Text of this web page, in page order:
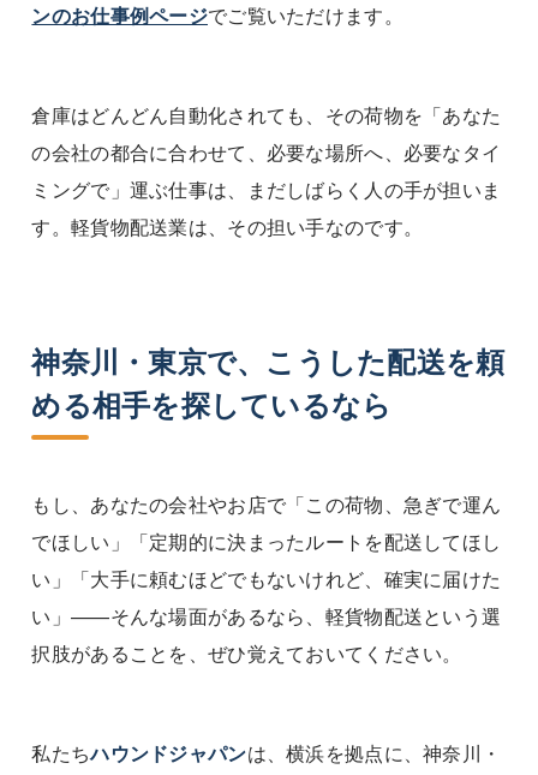
ンのお仕事例ページでご覧いただけます。
倉庫はどんどん自動化されても、その荷物を「あなた
の会社の都合に合わせて、必要な場所へ、必要なタイ
ミングで」運ぶ仕事は、まだしばらく人の手が担いま
す。軽貨物配送業は、その担い手なのです。
神奈川・東京で、こうした配送を頼
める相手を探しているなら
もし、あなたの会社やお店で「この荷物、急ぎで運ん
でほしい」「定期的に決まったルートを配送してほし
い」「大手に頼むほどでもないけれど、確実に届けた
い」——そんな場面があるなら、軽貨物配送という選
択肢があることを、ぜひ覚えておいてください。
私たちハウンドジャパンは、横浜を拠点に、神奈川・